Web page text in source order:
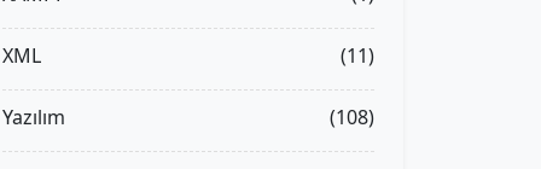
XML (11)
Yazılım (108)